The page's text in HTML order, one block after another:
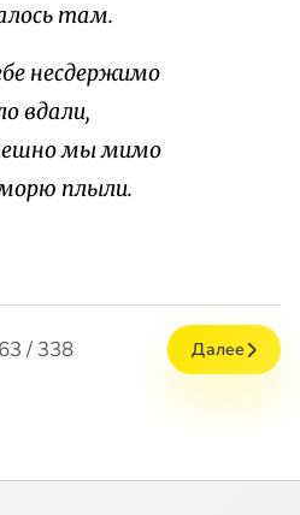
там.
несдержимо
вдали,
мы мимо
плыли.
/ 338 Далее